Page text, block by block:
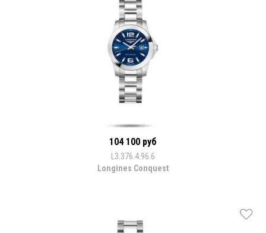
104 100 руб
L3.376.4.96.6
Longines Conquest